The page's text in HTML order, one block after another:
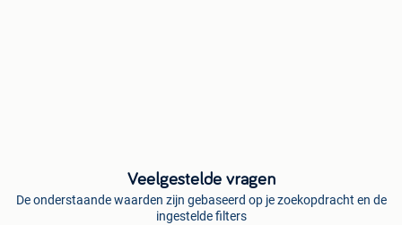
Veelgestelde vragen
De onderstaande waarden zijn gebaseerd op je zoekopdracht en de
ingestelde filters